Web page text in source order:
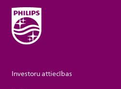
Investoru attiecības